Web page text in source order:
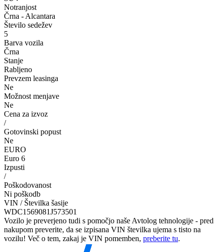
Notranjost
Črna - Alcantara
Število sedežev
5
Barva vozila
Črna
Stanje
Rabljeno
Prevzem leasinga
Ne
Možnost menjave
Ne
Cena za izvoz
/
Gotovinski popust
Ne
EURO
Euro 6
Izpusti
/
Poškodovanost
Ni poškodb
VIN / Številka šasije
WDC1569081J573501
Vozilo je preverjeno tudi s pomočjo naše Avtolog tehnologije - pred
nakupom preverite, da se izpisana VIN številka ujema s tisto na
vozilu! Več o tem, zakaj je VIN pomemben, preberite tu.